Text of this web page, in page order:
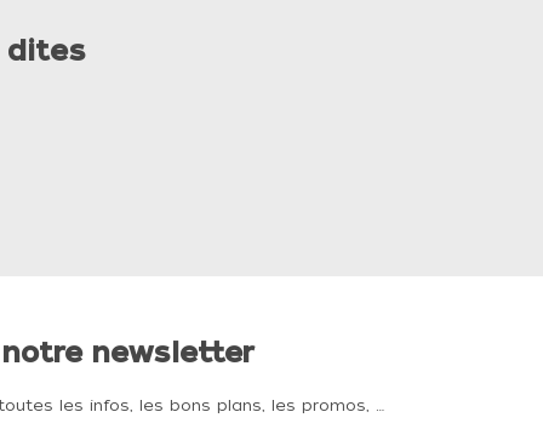
dites
newsletter
les infos, les bons plans, les promos, …